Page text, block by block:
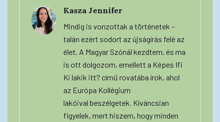
Kasza Jennifer
Mindig is vonzottak a történetek –
talán ezért sodort az újságírás felé az
élet. A Magyar Szónál kezdtem, és ma
is ott dolgozom, emellett a Képes Ifi
Ki lakik itt? című rovatába írok, ahol
az Európa Kollégium
lakóival beszélgetek. Kíváncsian
figyelek, mert hiszem, hogy minden